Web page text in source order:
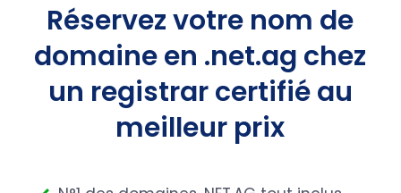
Réservez votre nom de
domaine en .net.ag chez
un registrar certifié au
meilleur prix